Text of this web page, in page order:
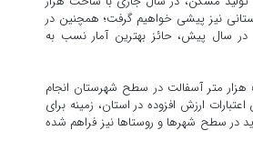
نیز پیشی خواهیم گرفت؛ همچنین در
سال پیش، حائز بهترین آمار نسب به
لطفی افزود: بیش از ۵۳۰ هزار متر آسفالت در سطح شهرستان انجام
ارزش افزوده در استان، زمینه برای
در سطح شهرها و روستاها نیز فراهم شده